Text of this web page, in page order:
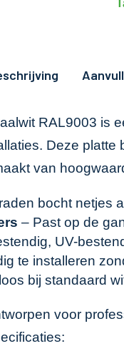
RAL9003
Deze
van
bocht netjes
– Past op de
UV-
te installeren
bij standaard
voor